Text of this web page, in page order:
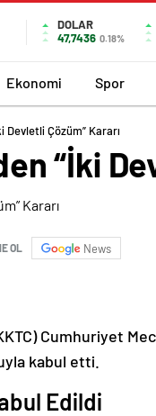
DOLAR
47,7436 0.18%
Ekonomi Spor
Devletli Çözüm” Kararı
“İki
OL News
Cumhuriyet
kabul etti.
Edildi